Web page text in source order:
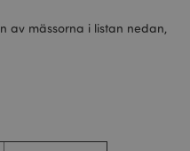
av mässorna i listan nedan,